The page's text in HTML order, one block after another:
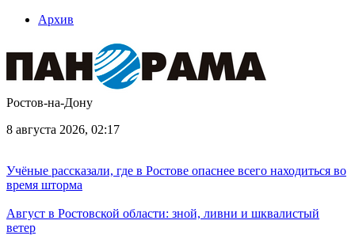
Архив
Ростов-на-Дону
8 августа 2026, 02:17
Учёные рассказали, где в Ростове опаснее всего находиться во
время шторма
Август в Ростовской области: зной, ливни и шквалистый
ветер